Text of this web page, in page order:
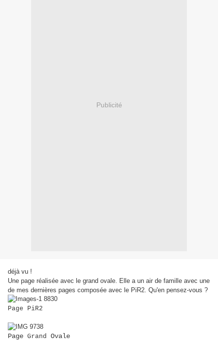
Publicité
déjà vu !
Une page réalisée avec le grand ovale. Elle a un air de famille avec une
de mes dernières pages composée avec le PiR2. Qu'en pensez-vous ?
Page PiR2
Page Grand Ovale